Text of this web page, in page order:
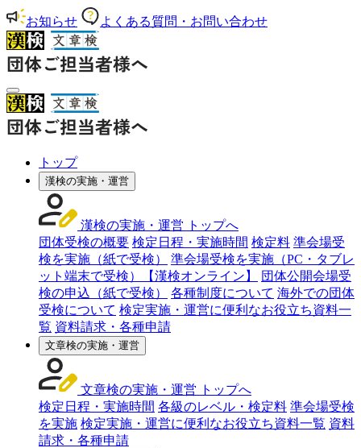
お知らせ よくある質問・お問い合わせ
トップ
漢検の実施・運営
漢検の実施・運営 トップへ
団体受検の概要 検定日程・実施時間 検定料 準会場受
検を実施（紙で受検）
準会場受検を実施（PC・タブレ
ット端末で受検）【漢検オンライン】
団体公開会場受
検の申込（紙で受検）
各種制度について 海外での団体
受検について 検定実施・運営に便利なお役立ち資料一
覧 資料請求・各種申請
文章検の実施・運営
文章検の実施・運営 トップへ
検定日程・実施時間 各級のレベル・検定料 準会場受検
を実施 検定実施・運営に便利なお役立ち資料一覧 資料
請求・各種申請